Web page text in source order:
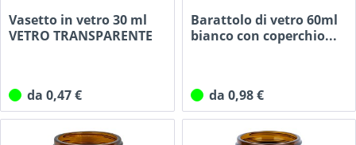
Vasetto in vetro 30 ml
VETRO TRANSPARENTE
da 0,47 €
Barattolo di vetro 60ml
bianco con coperchio...
da 0,98 €